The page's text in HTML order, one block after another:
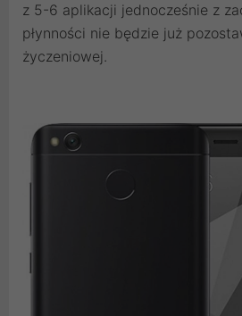
z 5-6 aplikacji jednocześnie z
płynności nie będzie już
życzeniowej.